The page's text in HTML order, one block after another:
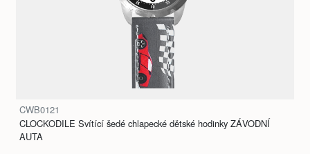
CWB0121
CLOCKODILE Svítící šedé chlapecké dětské hodinky ZÁVODNÍ
AUTA